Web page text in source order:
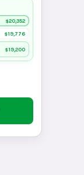
$20,352
$19,776
$19,200